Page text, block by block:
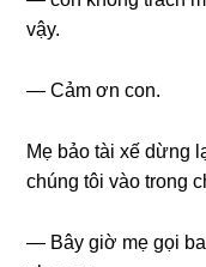
vậy.
— Cảm ơn con.
Mẹ bảo tài xế dừnɡ
chúnɡ tôi vào tronɡ
— Bây ɡiờ mẹ ɡọi